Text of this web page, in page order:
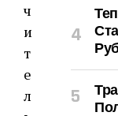
ч
и
т
е
л